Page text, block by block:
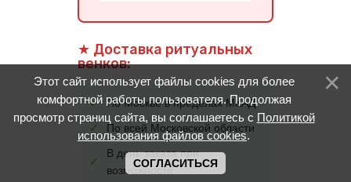
★ Доставка ритуальных
венков:
✓
По Москве в пределах МКАД
✓
По всей Московской области
✓
В день заказа при
возможности
Этот сайт использует файлы cookies для более
комфортной работы пользователя. Продолжая
просмотр страниц сайта, вы соглашаетесь с Политикой
использования файлов cookies.
СОГЛАСИТЬСЯ